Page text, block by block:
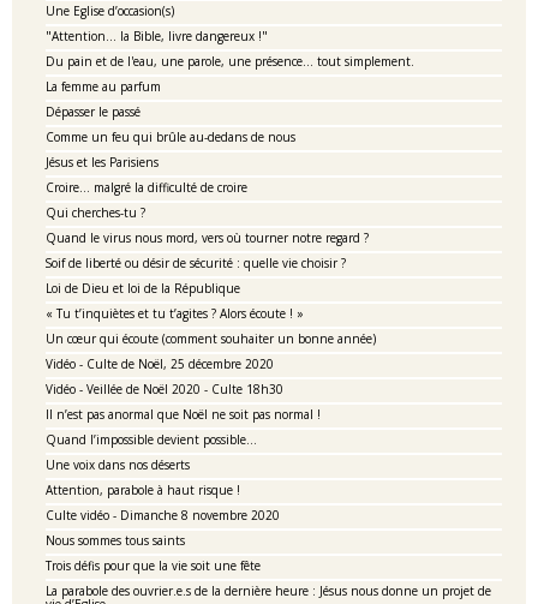
Une Eglise d’occasion(s)
"Attention... la Bible, livre dangereux !"
Du pain et de l'eau, une parole, une présence... tout simplement.
La femme au parfum
Dépasser le passé
Comme un feu qui brûle au-dedans de nous
Jésus et les Parisiens
Croire… malgré la difficulté de croire
Qui cherches-tu ?
Quand le virus nous mord, vers où tourner notre regard ?
Soif de liberté ou désir de sécurité : quelle vie choisir ?
Loi de Dieu et loi de la République
« Tu t’inquiètes et tu t’agites ? Alors écoute ! »
Un cœur qui écoute (comment souhaiter un bonne année)
Vidéo - Culte de Noël, 25 décembre 2020
Vidéo - Veillée de Noël 2020 - Culte 18h30
Il n’est pas anormal que Noël ne soit pas normal !
Quand l’impossible devient possible…
Une voix dans nos déserts
Attention, parabole à haut risque !
Culte vidéo - Dimanche 8 novembre 2020
Nous sommes tous saints
Trois défis pour que la vie soit une fête
La parabole des ouvrier.e.s de la dernière heure : Jésus nous donne un projet de